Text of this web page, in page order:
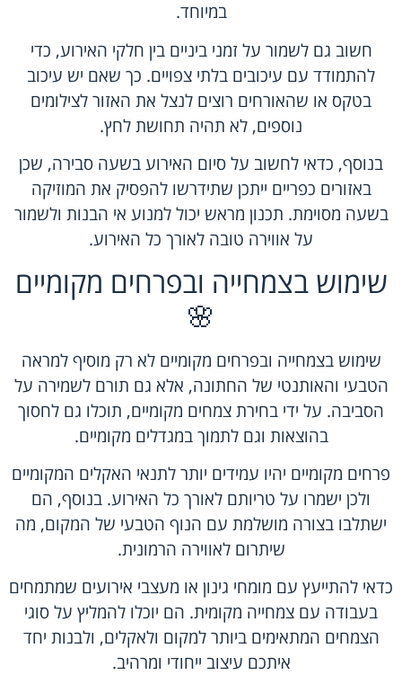
במיוחד.
חשוב גם לשמור על זמני ביניים בין חלקי האירוע, כדי
להתמודד עם עיכובים בלתי צפויים. כך שאם יש עיכוב
בטקס או שהאורחים רוצים לנצל את האזור לצילומים
נוספים, לא תהיה תחושת לחץ.
בנוסף, כדאי לחשוב על סיום האירוע בשעה סבירה, שכן
באזורים כפריים ייתכן שתידרשו להפסיק את המוזיקה
בשעה מסוימת. תכנון מראש יכול למנוע אי הבנות ולשמור
על אווירה טובה לאורך כל האירוע.
שימוש בצמחייה ובפרחים מקומיים
🌸
שימוש בצמחייה ובפרחים מקומיים לא רק מוסיף למראה
הטבעי והאותנטי של החתונה, אלא גם תורם לשמירה על
הסביבה. על ידי בחירת צמחים מקומיים, תוכלו גם לחסוך
בהוצאות וגם לתמוך במגדלים מקומיים.
פרחים מקומיים יהיו עמידים יותר לתנאי האקלים המקומיים
ולכן ישמרו על טריותם לאורך כל האירוע. בנוסף, הם
ישתלבו בצורה מושלמת עם הנוף הטבעי של המקום, מה
שיתרום לאווירה הרמונית.
כדאי להתייעץ עם מומחי גינון או מעצבי אירועים שמתמחים
בעבודה עם צמחייה מקומית. הם יוכלו להמליץ על סוגי
הצמחים המתאימים ביותר למקום ולאקלים, ולבנות יחד
איתכם עיצוב ייחודי ומרהיב.